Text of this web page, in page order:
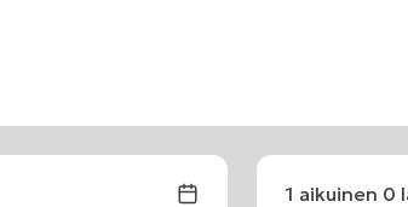
1 aikuinen 0